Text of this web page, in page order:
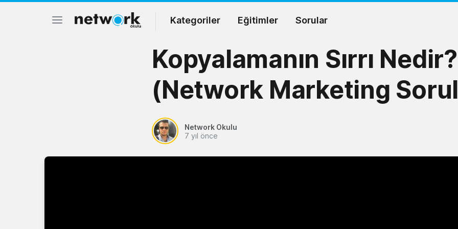
Kategoriler Eğitimler Sorular
Kopyalamanın Sırrı Nedir?
(Network Marketing
Network Okulu
7 yıl önce